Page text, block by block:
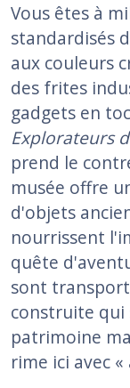
Vous êtes à
standardisés
aux couleurs
des frites
gadgets en
Explorateurs
prend le
musée offre
d'objets
nourrissent
quête
sont
construite qui
patrimoine
rime ici avec